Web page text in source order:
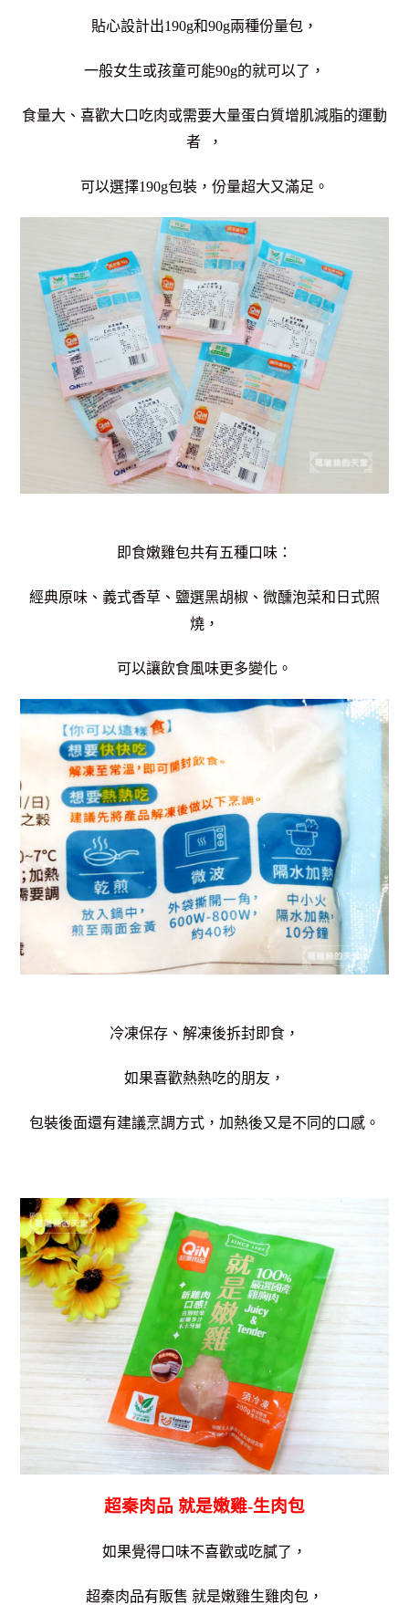
貼心設計出190g和90g兩種份量包，
一般女生或孩童可能90g的就可以了，
食量大、喜歡大口吃肉或需要大量蛋白質增肌減脂的運動
者 ，
可以選擇190g包裝，份量超大又滿足。
即食嫩雞包共有五種口味：
經典原味、 義式香草、 鹽選黑胡椒、 微醺泡菜和 日式照
燒，
可以讓飲食風味更多變化。
冷凍保存、解凍後拆封即食，
如果喜歡熱熱吃的朋友，
包裝後面還有建議烹調方式， 加熱後又是不同的口感。
超秦肉品 就是嫩雞-生肉包
如果覺得口味不喜歡或吃膩了，
超秦肉品有販售 就是嫩雞生雞肉包，